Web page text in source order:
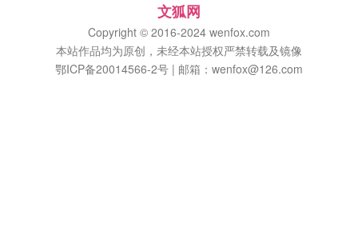
文狐网
Copyright © 2016-2024 wenfox.com
本站作品均为原创，未经本站授权严禁转载及镜像
鄂ICP备20014566-2号 | 邮箱：wenfox@126.com